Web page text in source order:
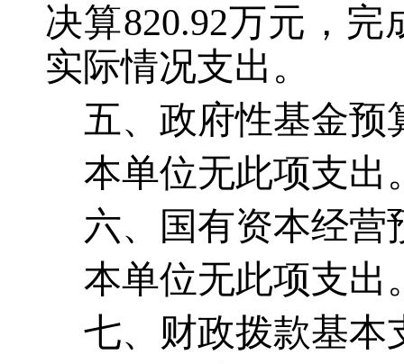
决算820.92万元，
实际情况支出。
五、政府性基金预
本单位无此项支出
六、国有资本经营
本单位无此项支出
七、财政拨款基本